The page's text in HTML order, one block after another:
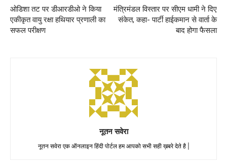
ओडिशा तट पर डीआरडीओ ने किया
एकीकृत वायु रक्षा हथियार प्रणाली का
सफल परीक्षण
मंत्रिमंडल विस्तार पर सीएम धामी ने दिए
संकेत, कहा- पार्टी हाईकमान से वार्ता के
बाद होगा फैसला
नूतन सवेरा
नूतन सवेरा एक ऑनलाइन हिंदी पोर्टल हम आपको सभी सही ख़बरे देते है |